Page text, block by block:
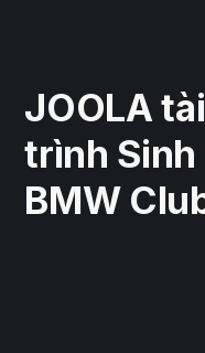
JOOLA
trình Sinh
BMW